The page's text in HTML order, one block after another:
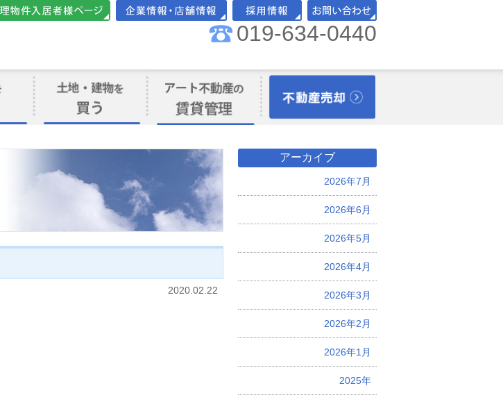
会社案内・店舗情報 採用情報 お問い合わせ
019-634-0440
け
2020.02.22
アーカイブ
2026年7月
2026年6月
2026年5月
2026年4月
2026年3月
2026年2月
2026年1月
2025年